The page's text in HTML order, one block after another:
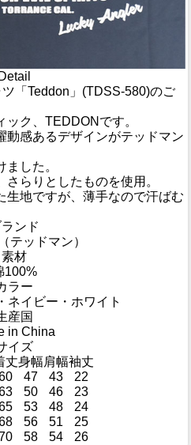
Detail
「Teddon」(TDSS-580)のご
ク、TEDDONです。
動感あるデザインがテッドマン
した。
らりとしたものを使用。
生地ですが、薄手なので汗ばむ
ンド
テッドマン）
素材
100%
ラー
ネイビー・ホワイト
産国
in China
イズ
丈身幅肩幅袖丈
47 43
22
50 46
23
53 48
24
56 51
25
70 58 54 26